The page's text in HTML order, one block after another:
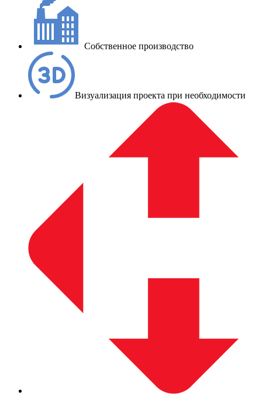
Собственное производство
Визуализация проекта при необходимости